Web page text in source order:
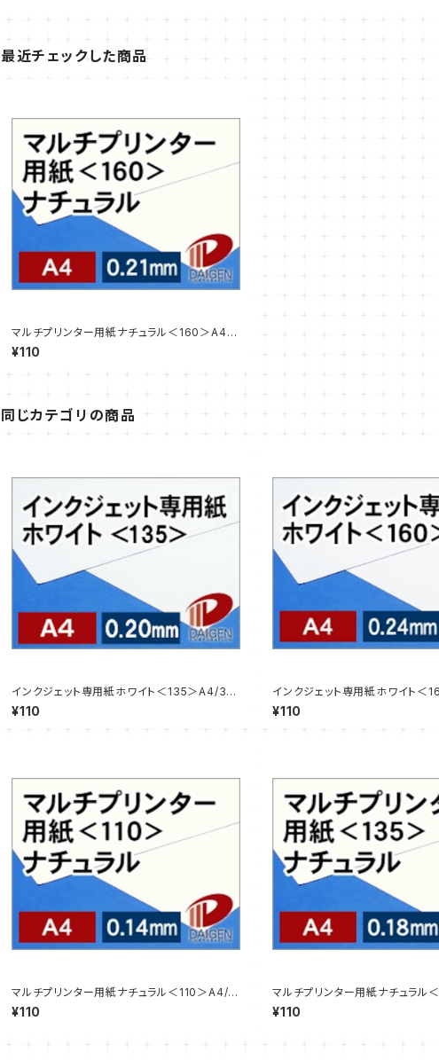
最近チェックした商品
マルチプリンター用紙ナチュラル＜160＞A4/3
枚【サンプル販売】
¥110
同じカテゴリの商品
インクジェット専用紙ホワイト＜135＞A4/3枚
【サンプル販売】
¥110
インクジェット専用紙ホワイト
【サンプル販売】
¥110
マルチプリンター用紙ナチュラル＜110＞A4/3
枚【サンプル販売】
¥110
マルチプリンター用紙ナチュラ
枚【サンプル販売】
¥110